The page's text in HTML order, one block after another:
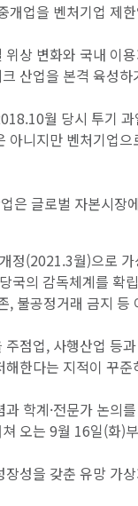
개업을 벤처기업 제
상 변화와 국내 이
산업을 본격 육성
월 당시 투기
아니지만 벤처기업
은 글로벌 자본시
정(2021.3월)으로
국의 감독체계를 확
, 불공정거래 금지
점업, 사행산업 등
한다는 지적이 꾸
학계·전문가 논의
오는 9월 16일(화)
성을 갖춘 유망 가